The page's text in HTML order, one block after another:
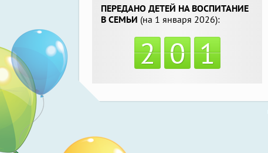
ПЕРЕДАНО ДЕТЕЙ НА ВОСПИТАНИЕ
В СЕМЬИ (на 1 января 2026):
2 0 1